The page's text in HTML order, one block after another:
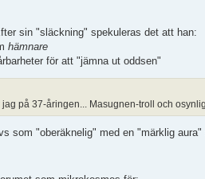
sin "släckning" spekuleras det att han:
hämnare
för att "jämna ut oddsen"
jag på 37-åringen... Masugnen-troll och
som "oberäknelig" med en "märklig